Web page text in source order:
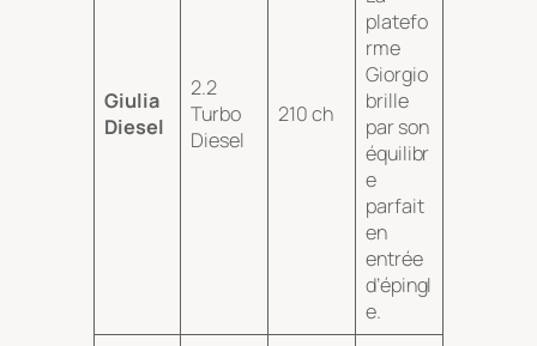
Giulia
Diesel
2.2
Turbo
Diesel
210 ch
platefo
rme
Giorgio
brille
par son
équilibr
e
parfait
en
entrée
d’épingl
e.